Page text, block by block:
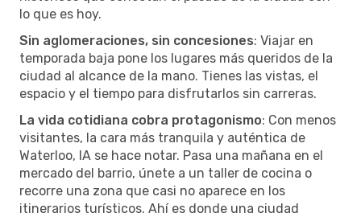
lo que es hoy.
Sin aglomeraciones, sin concesiones: Viajar en
temporada baja pone los lugares más queridos de la
ciudad al alcance de la mano. Tienes las vistas, el
espacio y el tiempo para disfrutarlos sin carreras.
La vida cotidiana cobra protagonismo: Con menos
visitantes, la cara más tranquila y auténtica de
Waterloo, IA se hace notar. Pasa una mañana en el
mercado del barrio, únete a un taller de cocina o
recorre una zona que casi no aparece en los
itinerarios turísticos. Ahí es donde una ciudad